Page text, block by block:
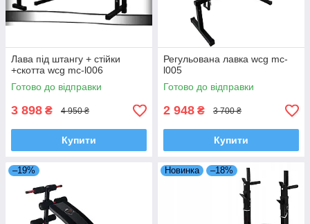
Лава під штангу + стійки
+скотта wcg mc-l006
Готово до відправки
3 898 ₴ 4 950 ₴
Купити
Регульована лавка wcg mc-
l005
Готово до відправки
2 948 ₴ 3 700 ₴
Купити
–19% Новинка –18%